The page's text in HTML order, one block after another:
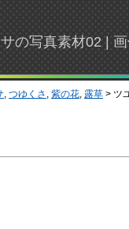
の写真素材02 |
, つゆくさ , 紫の花, 露草 > ツ